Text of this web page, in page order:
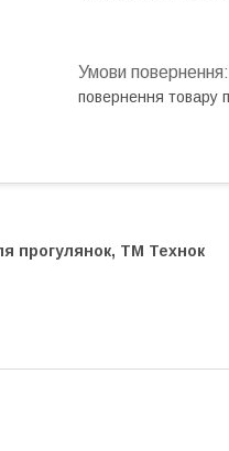
повернення товару
прогулянок, ТМ Технок